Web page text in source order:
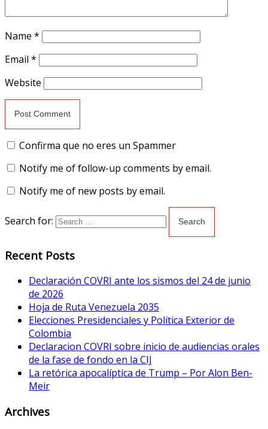
Name *
Email *
Website
Confirma que no eres un Spammer
Notify me of follow-up comments by email.
Notify me of new posts by email.
Search for:
Recent Posts
Declaración COVRI ante los sismos del 24 de junio
de 2026
Hoja de Ruta Venezuela 2035
Elecciones Presidenciales y Política Exterior de
Colombia
Declaracion COVRI sobre inicio de audiencias orales
de la fase de fondo en la CIJ
La retórica apocalíptica de Trump – Por Alon Ben-
Meir
Archives